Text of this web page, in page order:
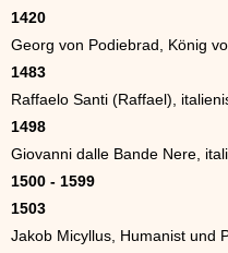
1420
Georg von Podiebrad, König
1483
Raffaelo Santi (Raffael),
1498
Giovanni dalle Bande Nere,
1500 - 1599
1503
Jakob Micyllus, Humanist und